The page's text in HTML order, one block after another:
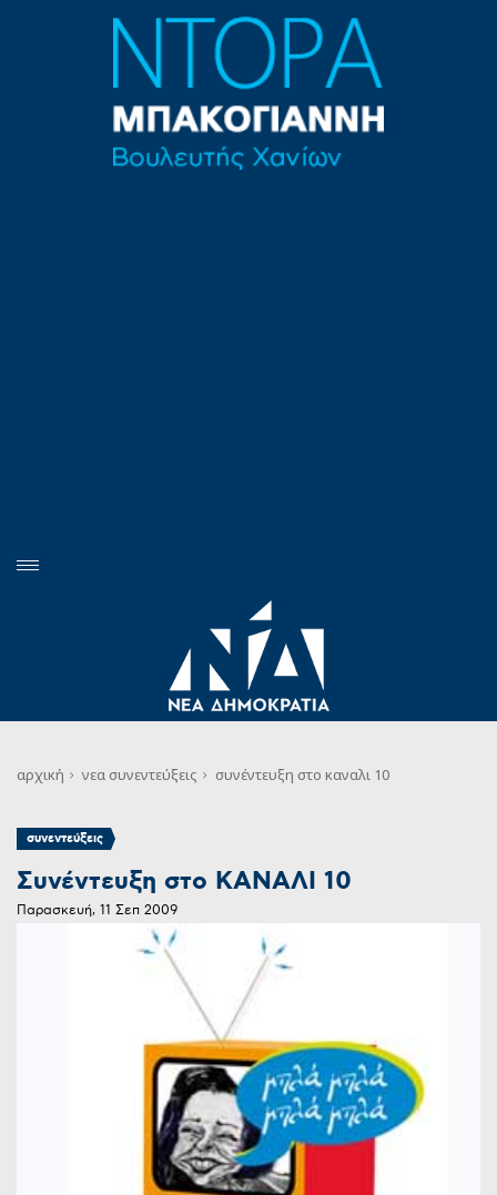
αρχική νεα συνεντεύξεις συνέντευξη στο καναλι 10
συνεντεύξεις
Συνέντευξη στο ΚΑΝΑΛΙ 10
Παρασκευή, 11 Σεπ 2009